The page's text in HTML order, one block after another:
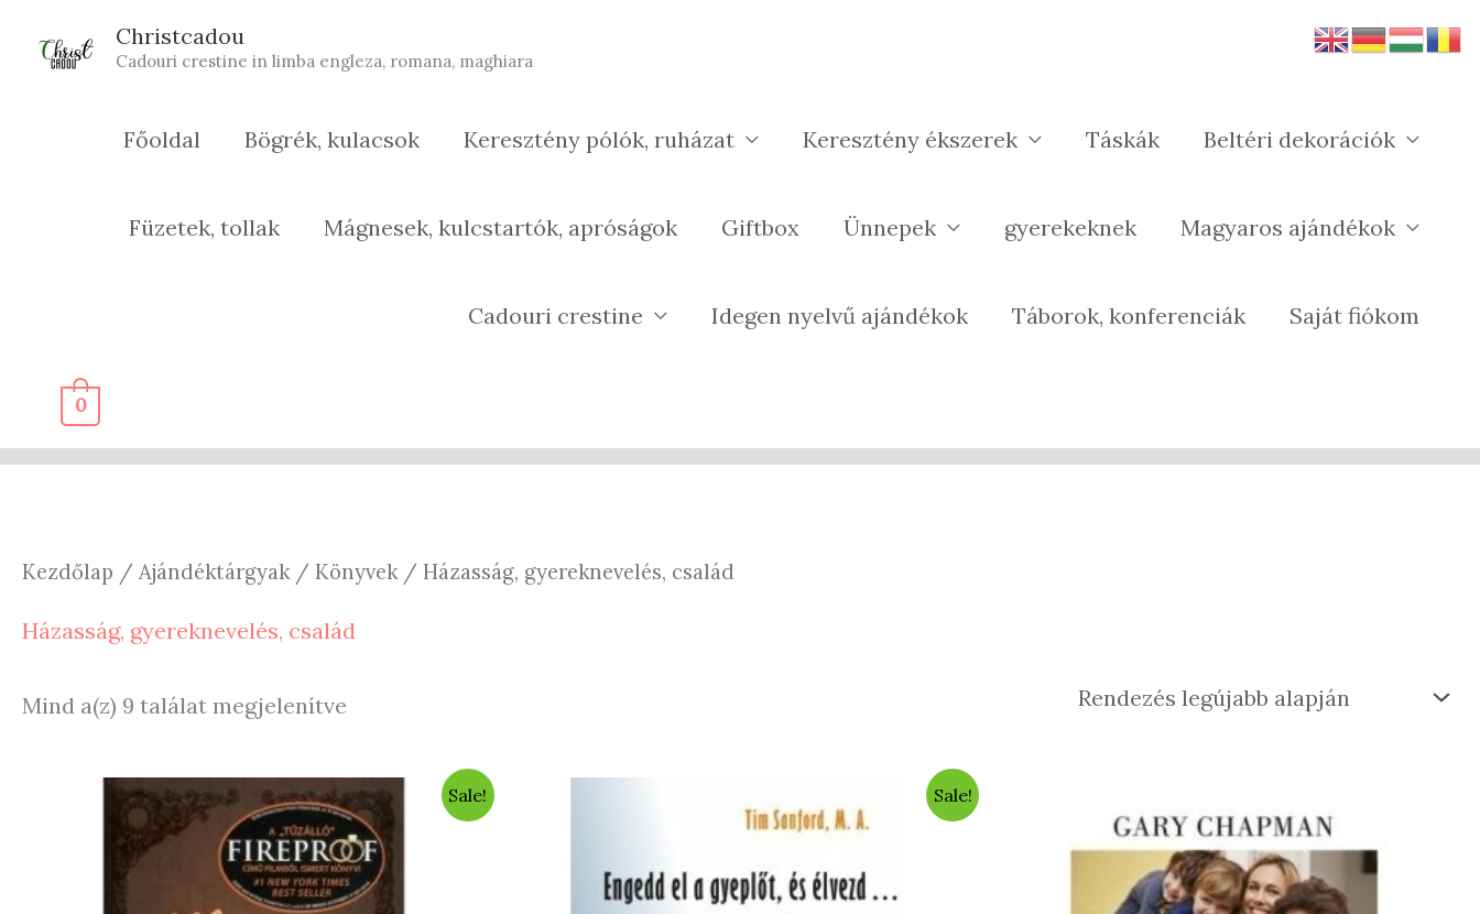
Christcadou
Cadouri crestine in limba engleza, romana, maghiara
Főoldal Bögrék, kulacsok Keresztény pólók, ruházat Keresztény ékszerek Táskák Beltéri dekorációk
Füzetek, tollak Mágnesek, kulcstartók, apróságok Giftbox Ünnepek gyerekeknek Magyaros ajándékok
Cadouri crestine Idegen nyelvű ajándékok Táborok, konferenciák Saját fiókom
0
Kezdőlap / Ajándéktárgyak/ Könyvek/ Házasság, gyereknevelés, család
Házasság, gyereknevelés, család
Mind a(z) 9 találat megjelenítve
Sale! Sale!